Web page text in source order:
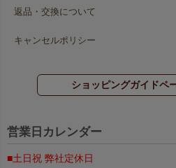
返品・交換について
キャンセルポリシー
ショッピングガイドペ
営業日カレンダー
■土日祝 弊社定休日